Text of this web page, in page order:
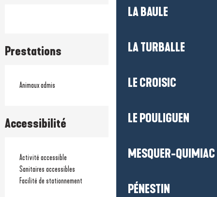
LA BAULE
LA TURBALLE
LE CROISIC
LE POULIGUEN
MESQUER-QUIMIAC
PÉNESTIN
Prestations
Animaux admis
Accessibilité
Activité accessible
Sanitaires accessibles
Facilité de stationnement